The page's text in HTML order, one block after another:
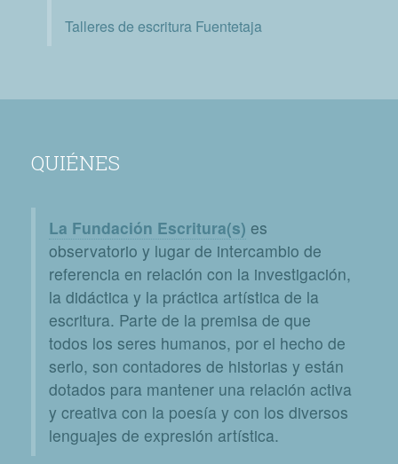
Talleres de escritura Fuentetaja
QUIÉNES
La Fundación Escritura(s) es
observatorio y lugar de intercambio de
referencia en relación con la investigación,
la didáctica y la práctica artística de la
escritura. Parte de la premisa de que
todos los seres humanos, por el hecho de
serlo, son contadores de historias y están
dotados para mantener una relación activa
y creativa con la poesía y con los diversos
lenguajes de expresión artística.